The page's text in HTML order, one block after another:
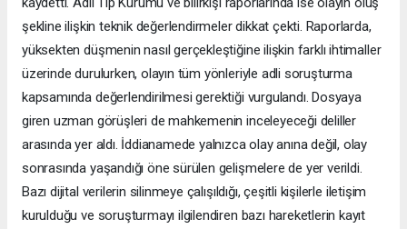
şekline ilişkin teknik değerlendirmeler dikkat çekti. Raporlarda,
yüksekten düşmenin nasıl gerçekleştiğine ilişkin farklı ihtimaller
üzerinde durulurken, olayın tüm yönleriyle adli soruşturma
kapsamında değerlendirilmesi gerektiği vurgulandı. Dosyaya
giren uzman görüşleri de mahkemenin inceleyeceği deliller
arasında yer aldı. İddianamede yalnızca olay anına değil, olay
sonrasında yaşandığı öne sürülen gelişmelere de yer verildi.
Bazı dijital verilerin silinmeye çalışıldığı, çeşitli kişilerle iletişim
kurulduğu ve soruşturmayı ilgilendiren bazı hareketlerin kayıt